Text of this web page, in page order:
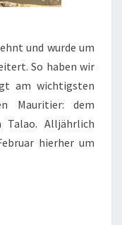
und wurde um
So haben wir
am wichtigsten
Mauritier: dem
Talao. Alljährlich
hierher um